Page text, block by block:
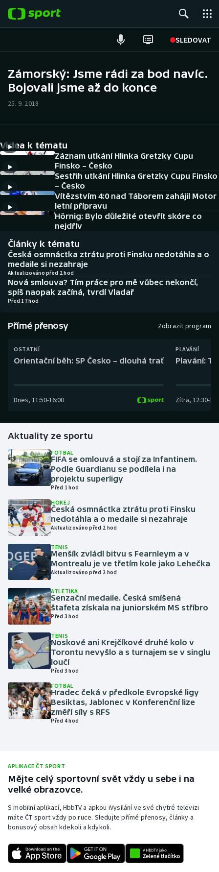
SLEDOVAT
Hokej
Cyklistika
DALŠÍ SPORTY
Americký fotbal
Baseball a softbal
Basketbal
Biatlon
Boby a skeleton
Box
Curling
Golf
Gymnastika
Házená
Jezdectví
Judo
Krasobruslení
Lezení
Lyže a snowboard
Moderní pětiboj
Motorsport
Olympijské hry
Parasport
Plavání
Ragby
Rychlobruslení
Rychlostní kanoistika
Sportovní střelba
NEPŘEHLÉDNĚTE
Historické návraty
Aplikace ČT sport
AZ kvíz
Zámorský: Jsme rádi za bod navíc.
Bojovali jsme až do konce
25. 9. 2018
Videa k tématu
Záznam utkání Hlinka Gretzky Cupu
Finsko – Česko
Sestřih utkání Hlinka Gretzky Cupu Finsko
– Česko
Vítězstvím 4:0 nad Táborem zahájil Motor
letní přípravu
Hörnig: Bylo důležité otevřít skóre co
nejdřív
Články k tématu
Česká osmnáctka ztrátu proti Finsku nedotáhla a o
medaile si nezahraje
Aktualizováno před 2 hod
Nová smlouva? Tím práce pro mě vůbec nekončí,
spíš naopak začíná, tvrdí Vladař
Před 17 hod
Přímé přenosy Zobrazit program
OSTATNÍ
Orientační běh: SP Česko – dlouhá trať
Dnes, 11:50-16:00
PLAVÁNÍ
Plavání:
Zítra, 12:30-
Aktuality ze sportu
FOTBAL
FIFA se omlouvá a stojí za Infantinem.
Podle Guardianu se podílela i na
projektu superligy
Před 1 hod
HOKEJ
Česká osmnáctka ztrátu proti Finsku
nedotáhla a o medaile si nezahraje
Aktualizováno před 2 hod
TENIS
Menšík zvládl bitvu s Fearnleym a v
Montrealu je ve třetím kole jako Lehečka
Aktualizováno před 2 hod
ATLETIKA
Senzační medaile. Česká smíšená
štafeta získala na juniorském MS stříbro
Před 3 hod
TENIS
Noskové ani Krejčíkové druhé kolo v
Torontu nevyšlo a s turnajem se v singlu
loučí
Před 3 hod
FOTBAL
Hradec čeká v předkole Evropské ligy
Besiktas, Jablonec v Konferenční lize
změří síly s RFS
Před 4 hod
APLIKACE ČT SPORT
Mějte celý sportovní svět vždy u sebe i na
velké obrazovce.
S mobilní aplikací, HbbTV a apkou iVysílání ve své chytré televizi
máte ČT sport vždy po ruce. Sledujte přímé přenosy, články a
bonusový obsah kdekoli a kdykoli.